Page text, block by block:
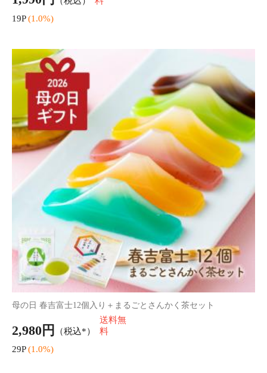
母の日 フラワーリース+紅茶セット ルージュピンク
3,780円（税込） 料
37P (1.0%)